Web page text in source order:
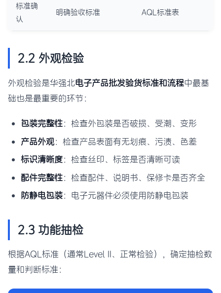
标准确
认
明确验收标准 AQL标准表
2.2 外观检验
外观检验是华强北电子产品批发验货标准和流程中最基
础也是最重要的环节：
包装完整性：检查外包装是否破损、受潮、变形
产品外观：检查产品表面有无划痕、污渍、色差
标识清晰度：检查丝印、标签是否清晰可读
配件完整性：检查配件、说明书、保修卡是否齐全
防静电包装：电子元器件必须使用防静电包装
2.3 功能抽检
根据AQL标准（通常Level II、正常检验），确定抽检数
量和判断标准：